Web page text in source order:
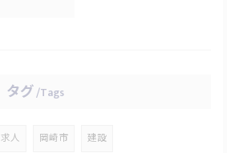
タグ Tags
求人 岡崎市 建設